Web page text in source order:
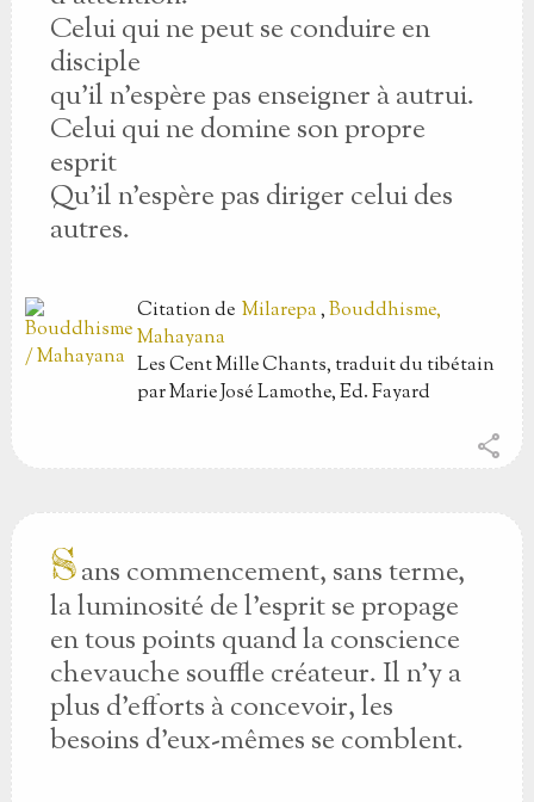
Celui qui ne peut se conduire en
disciple
qu’il n’espère pas enseigner à autrui.
Celui qui ne domine son propre
esprit
Qu’il n’espère pas diriger celui des
autres.
Citationde Milarepa,Bouddhisme,
Mahayana
Les Cent Mille Chants, traduit du tibétain
par Marie José Lamothe, Ed. Fayard
share
Sans commencement, sans terme,
la luminosité de l’esprit se propage
en tous points quand la conscience
chevauche souffle créateur. Il n’y a
plus d’efforts à concevoir, les
besoins d’eux-mêmes se comblent.